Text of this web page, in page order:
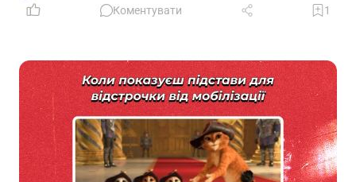
варто відкладати внесення змін до моменту
Коментувати
1